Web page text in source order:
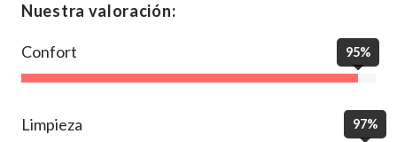
Nuestra valoración:
Confort 95%
Limpieza 97%